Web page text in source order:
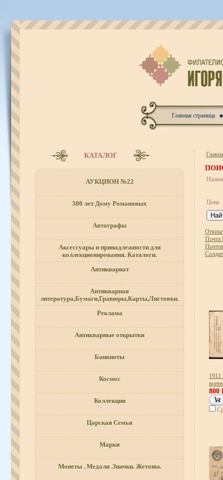
Главная страница
КАТАЛОГ
АУКЦИОН №22
300 лет Дому Романовых
Автографы
Аксессуары и принадлежности для
коллекционирования. Каталоги.
Антиквариат
Антикварная
литература,Бумаги,Гравюры,Карты,Листовки.
Реклама
Антикварные открытки
Банкноты
Космос
Коллекции
Царская Семья
Марки
Монеты . Медали .Значки. Жетоны.
Цена
Почта
1911
800